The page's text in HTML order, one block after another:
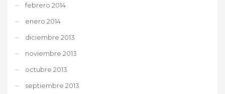
febrero 2014
enero 2014
diciembre 2013
noviembre 2013
octubre 2013
septiembre 2013